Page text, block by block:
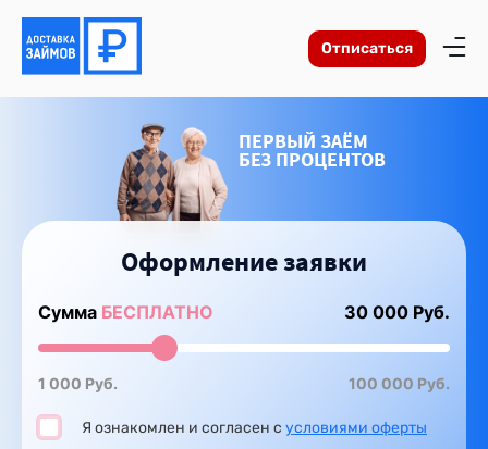
Отписаться
ПЕРВЫЙ ЗАЁМ
БЕЗ ПРОЦЕНТОВ
Оформление заявки
Сумма БЕСПЛАТНО Руб.
1 000 Руб. 100 000 Руб.
Я ознакомлен и согласен с условиями оферты